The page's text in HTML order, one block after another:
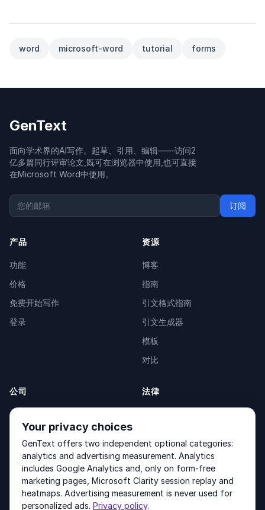
word microsoft-word tutorial forms
GenText
面向学术界的AI写作。起草、引用、编辑——访问2
亿多篇同行评审论文,既可在浏览器中使用,也可直接
在Microsoft Word中使用。
订阅
产品
功能
价格
免费开始写作
登录
资源
博客
指南
引文格式指南
引文生成器
模板
对比
公司
关于我们
联系我们
产品
法律
Terms of Service
Other products by GenText Group:LexDraft· MentalNote
Your privacy choices
GenText offers two independent optional categories:
analytics and advertising measurement. Analytics
includes Google Analytics and, only on form-free
marketing pages, Microsoft Clarity session replay and
heatmaps. Advertising measurement is never used for
personalized ads. Privacy policy.